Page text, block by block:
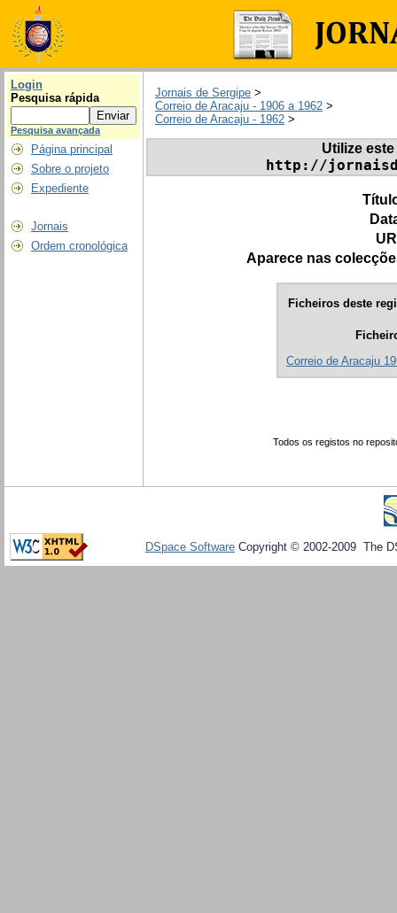
Login
Pesquisa rápida
Pesquisa avançada
Página principal
Sobre o projeto
Expediente
Jornais
Ordem cronológica
Jornais de Sergipe >
Correio de Aracaju - 1906 a 1962 >
Correio de Aracaju - 1962 >
Utilize
http://
Aparece nas
Ficheiros deste
Correio de Aracaju
Todos os registos no
DSpace Software Copyright © 2002-2009 The